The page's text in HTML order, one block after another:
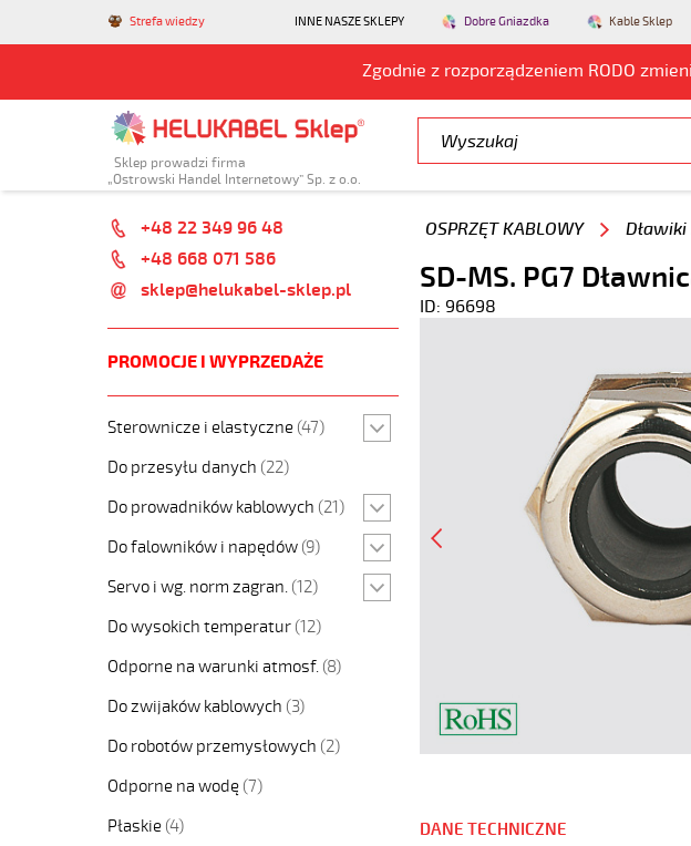
Strefa wiedzy INNE NASZE SKLEPY Dobre Gniazdka Kable Sklep
Zgodnie z rozporządzeniem RODO
Sklep prowadzi firma
„Ostrowski Handel Internetowy” Sp. z o.o.
+48 22 349 96 48
+48 668 071 586
sklep@helukabel-sklep.pl
PROMOCJE I WYPRZEDAŻE
Sterownicze i elastyczne (47)
Do przesyłu danych (22)
Do prowadników kablowych (21)
Do falowników i napędów (9)
Servo i wg. norm zagran. (12)
Do wysokich temperatur (12)
Odporne na warunki atmosf. (8)
Do zwijaków kablowych (3)
Do robotów przemysłowych (2)
Odporne na wodę (7)
Płaskie (4)
OSPRZĘT KABLOWY
SD-MS. PG7
ID: 96698
DANE TECHNICZNE